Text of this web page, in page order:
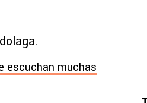
Estelí
escuchan muchas